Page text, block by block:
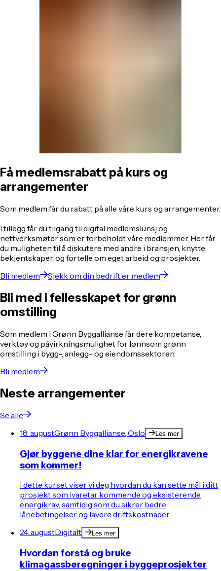
Få medlemsrabatt på kurs og
arrangementer
Som medlem får du rabatt på alle våre kurs og arrangementer.
I tillegg får du tilgang til digital medlemslunsj og
nettverksmøter som er forbeholdt våre medlemmer. Her får
du muligheten til å diskutere med andre i bransjen, knytte
bekjentskaper, og fortelle om eget arbeid og prosjekter.
Bli medlem
Sjekk om din bedrift er medlem
Bli med i fellesskapet for grønn
omstilling
Som medlem i Grønn Byggallianse får dere kompetanse,
verktøy og påvirkningsmulighet for lønnsom grønn
omstilling i bygg-, anlegg- og eiendomssektoren.
Bli medlem
Neste arrangementer
Se alle
18. augustGrønn Byggallianse, Oslo Les mer
Gjør byggene dine klar for energikravene
som kommer!
I dette kurset viser vi deg hvordan du kan sette mål i ditt
prosjekt som ivaretar kommende og eksisterende
energikrav, samtidig som du sikrer bedre
lånebetingelser og lavere driftskostnader.
24. augustDigitalt Les mer
Hvordan forstå og bruke
klimagassberegninger i byggeprosjekter